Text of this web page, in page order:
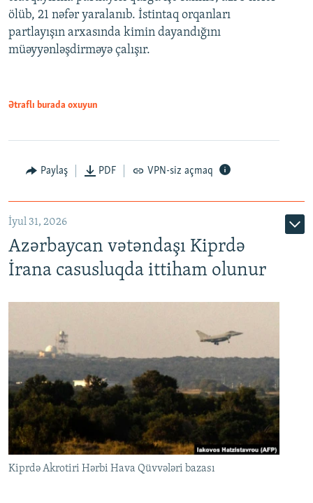
ölüb, 21 nəfər yaralanıb. İstintaq orqanları
partlayışın arxasında kimin dayandığını
müəyyənləşdirməyə çalışır.
Ətraflı burada oxuyun
Paylaş PDF VPN-siz açmaq
İyul 31, 2026
Azərbaycan vətəndaşı Kiprdə
İrana casusluqda ittiham olunur
Kiprdə Akrotiri Hərbi Hava Qüvvələri bazası